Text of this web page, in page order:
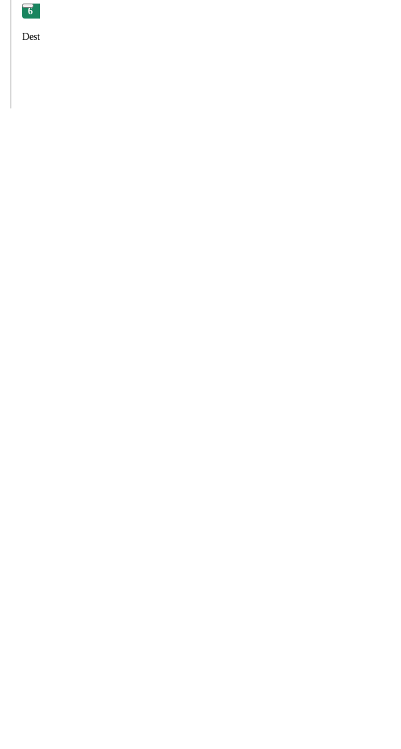
6
Destinaci i Čedok doporučují. Jeli bychom klidně znovu jen spíše na západní pobřeží ostrova.